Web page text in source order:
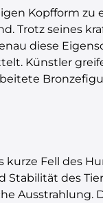
Kopfform zu
Trotz seines
diese
Künstler
Fell des
des
Ausstrahlung.